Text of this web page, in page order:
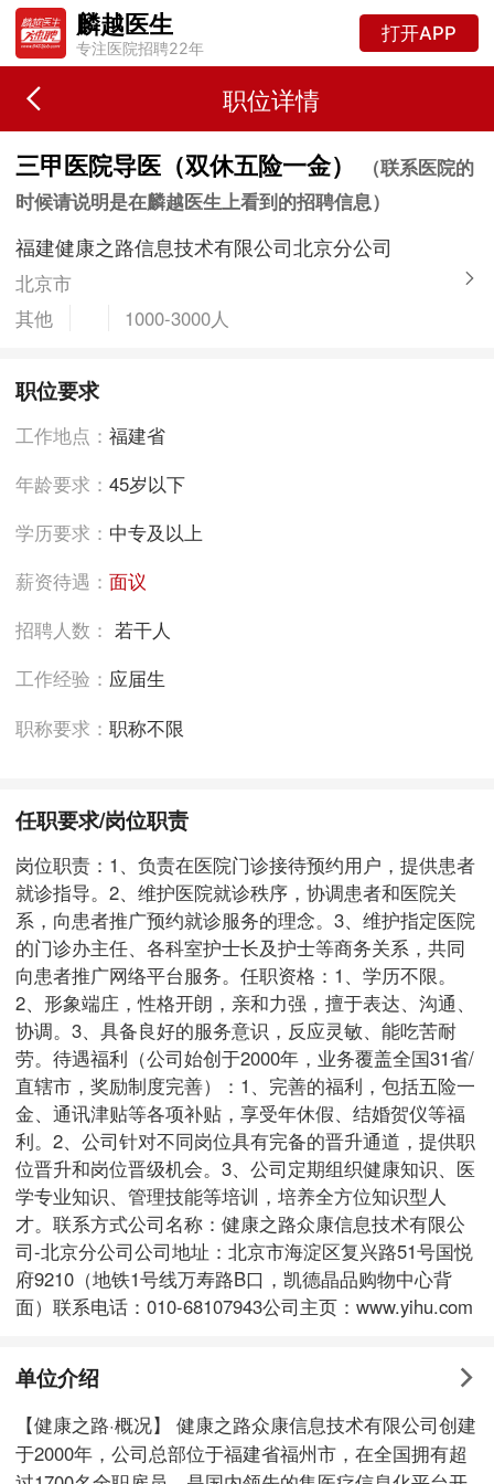
麟越医生
专注医院招聘22年
打开APP
职位详情
三甲医院导医（双休五险一金）
（联系医院的
时候请说明是在麟越医生上看到的招聘信息）
福建健康之路信息技术有限公司北京分公司
北京市
其他
1000-3000人
职位要求
工作地点：福建省
年龄要求：45岁以下
学历要求： 中专及以上
薪资待遇：面议
招聘人数：若干人
工作经验： 应届生
职称要求：职称不限
任职要求/岗位职责
岗位职责：1、负责在医院门诊接待预约用户，提供患者
就诊指导。2、维护医院就诊秩序，协调患者和医院关
系，向患者推广预约就诊服务的理念。3、维护指定医院
的门诊办主任、各科室护士长及护士等商务关系，共同
向患者推广网络平台服务。任职资格：1、学历不限。
2、形象端庄，性格开朗，亲和力强，擅于表达、沟通、
协调。3、具备良好的服务意识，反应灵敏、能吃苦耐
劳。待遇福利（公司始创于2000年，业务覆盖全国31省/
直辖市，奖励制度完善）：1、完善的福利，包括五险一
金、通讯津贴等各项补贴，享受年休假、结婚贺仪等福
利。2、公司针对不同岗位具有完备的晋升通道，提供职
位晋升和岗位晋级机会。3、公司定期组织健康知识、医
学专业知识、管理技能等培训，培养全方位知识型人
才。联系方式公司名称：健康之路众康信息技术有限公
司-北京分公司公司地址：北京市海淀区复兴路51号国悦
府9210（地铁1号线万寿路B口，凯德晶品购物中心背
面）联系电话：010-68107943公司主页：www.yihu.com
单位介绍
【健康之路·概况】 健康之路众康信息技术有限公司创建
于2000年，公司总部位于福建省福州市，在全国拥有超